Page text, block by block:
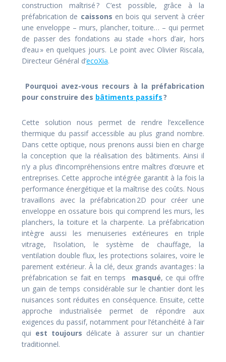
construction maîtrisé ? C’est possible, grâce à la
préfabrication de caissons en bois qui servent à créer
une enveloppe – murs, plancher, toiture… – qui permet
de passer des fondations au stade « hors d’air, hors
d’eau » en quelques jours. Le point avec Olivier Riscala,
Directeur Général d’ecoXia.
Pourquoi avez-vous recours à la préfabrication
pour construire des bâtiments passifs?
Cette solution nous permet de rendre l’excellence
thermique du passif accessible au plus grand nombre.
Dans cette optique, nous prenons aussi bien en charge
la conception que la réalisation des bâtiments. Ainsi il
n’y a plus d’incompréhensions entre maîtres d’œuvre et
entreprises. Cette approche intégrée garantit à la fois la
performance énergétique et la maîtrise des coûts. Nous
travaillons avec la préfabrication 2D pour créer une
enveloppe en ossature bois qui comprend les murs, les
planchers, la toiture et la charpente. La préfabrication
intègre aussi les menuiseries extérieures en triple
vitrage, l’isolation, le système de chauffage, la
ventilation double flux, les protections solaires, voire le
parement extérieur. À la clé, deux grands avantages : la
préfabrication se fait en temps
masqué, ce qui offre
un gain de temps considérable sur le chantier dont les
nuisances sont réduites en conséquence. Ensuite, cette
approche industrialisée permet de répondre aux
exigences du passif, notamment pour l’étanchéité à l’air
qui est toujours délicate à assurer sur un chantier
traditionnel.